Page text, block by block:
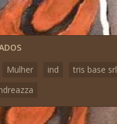
Mulher ind
tris base srl